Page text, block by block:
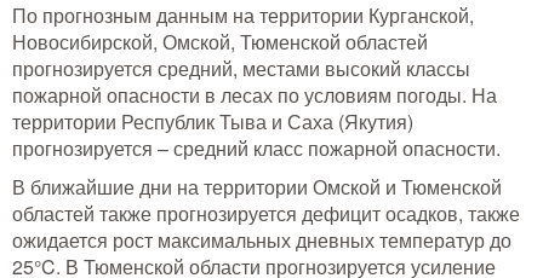
По прогнозным данным на территории Курганской,
Новосибирской, Омской, Тюменской областей
прогнозируется средний, местами высокий классы
пожарной опасности в лесах по условиям погоды. На
территории Республик Тыва и Саха (Якутия)
прогнозируется – средний класс пожарной опасности.
В ближайшие дни на территории Омской и Тюменской
областей также прогнозируется дефицит осадков, также
ожидается рост максимальных дневных температур до
25°C. В Тюменской области прогнозируется усиление